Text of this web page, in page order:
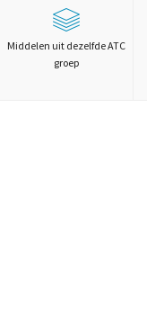
Middelen uit dezelfde ATC
groep